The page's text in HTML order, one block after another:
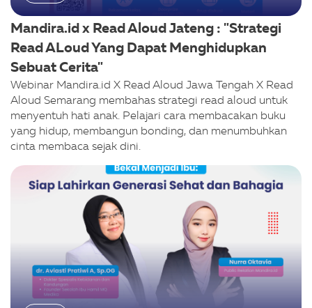
Mandira.id x Read Aloud Jateng : "Strategi
Read ALoud Yang Dapat Menghidupkan
Sebuat Cerita"
Webinar Mandira.id X Read Aloud Jawa Tengah X Read
Aloud Semarang membahas strategi read aloud untuk
menyentuh hati anak. Pelajari cara membacakan buku
yang hidup, membangun bonding, dan menumbuhkan
cinta membaca sejak dini.